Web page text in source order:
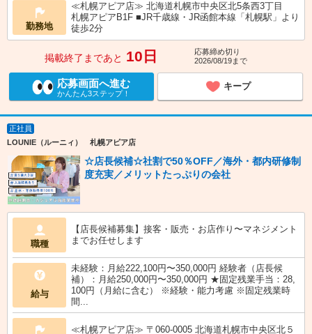
勤務地
≪札幌アピア店≫ 北海道札幌市中央区北5条西3丁目
札幌アピアB1F ■JR千歳線・JR函館本線「札幌駅」より
徒歩2分
掲載終了まであと 10日
応募締め切り
2026/08/19まで
応募画面へ進む
かんたん3ステップ！
キープ
正社員
LOUNIE（ルーニィ） 札幌アピア店
☆店長候補☆社割で50％OFF／海外・都内研修制
度充実／メリットたっぷりの会社
職種
【店長候補募集】接客・販売・お店作り〜マネジメント
までお任せします
給与
未経験：月給222,100円〜350,000円 経験者（店長候
補）：月給250,000円〜350,000円 ★固定残業手当：28,
100円（月給に含む） ※経験・能力考慮 ※固定残業時
間...
≪札幌アピア店≫ 〒060-0005 北海道札幌市中央区北５